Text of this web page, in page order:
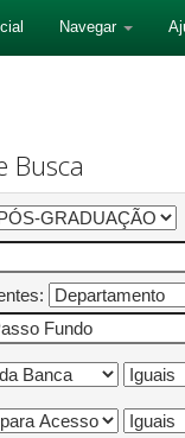
Navegar
Busca